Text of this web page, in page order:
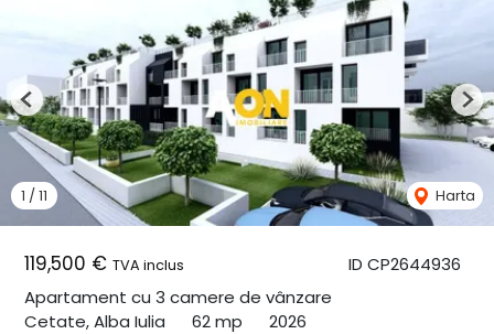
ID CP2644936
119,500 € TVA inclus
Apartament cu 3 camere de vânzare
Cetate, Alba Iulia
62 mp 2026
1 /11 Harta
Previous